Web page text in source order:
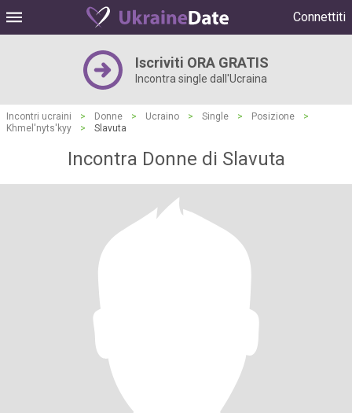
Connettiti
Iscriviti ORA GRATIS
Incontra single dall'Ucraina
Incontri ucraini > Donne > Ucraino > Single > Posizione
>
Khmel'nyts'kyy
> Slavuta
Incontra Donne di Slavuta